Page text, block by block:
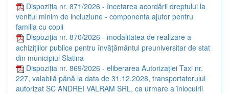
Dispoziția nr. 871/2026 - încetarea acordării dreptului la
venitul minim de incluziune - componenta ajutor pentru
familia cu copii
Dispoziția nr. 870/2026 - modalitatea de realizare a
achizițiilor publice pentru învățământul preuniversitar de stat
din municipiul Slatina
Dispoziția nr. 869/2026 - eliberarea Autorizației Taxi nr.
227, valabilă până la data de 31.12.2028, transportatorului
autorizat SC ANDREI VALRAM SRL, ca urmare a înlocuirii